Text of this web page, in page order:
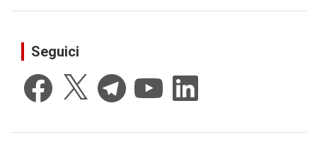
Seguici
Facebook Telegram YouTube LinkedIn